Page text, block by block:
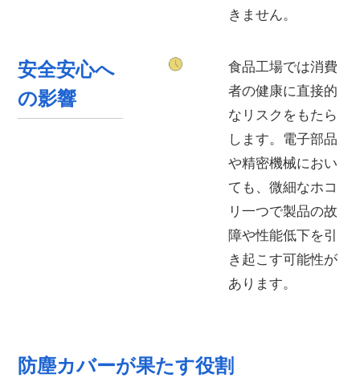
きません。
安全安心へ
の影響
食品工場では消費
者の健康に直接的
なリスクをもたら
します。電子部品
や精密機械におい
ても、微細なホコ
リ一つで製品の故
障や性能低下を引
き起こす可能性が
あります。
防塵カバーが果たす役割